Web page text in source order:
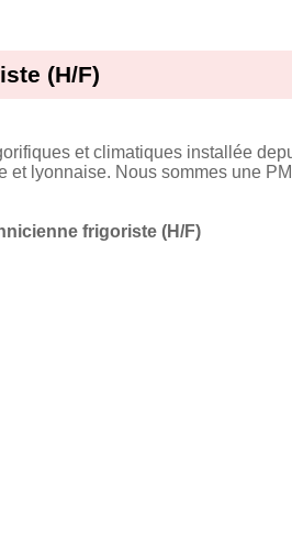
(H/F)
et climatiques installée
et lyonnaise. Nous sommes une
frigoriste (H/F)